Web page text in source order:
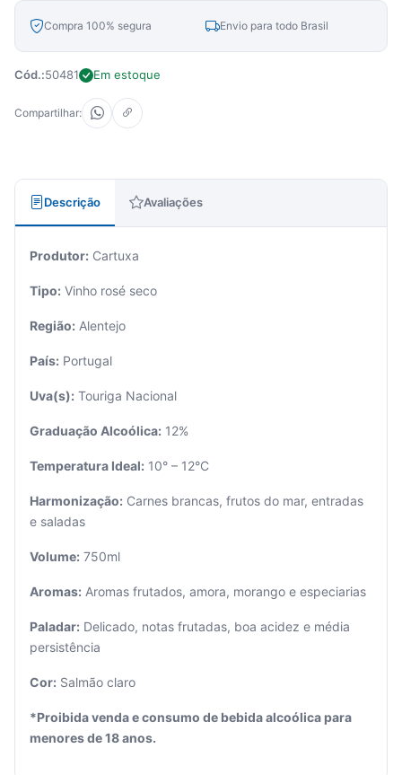
carrinho
está
produtos
começar.
Compra 100% segura Envio para todo Brasil
Cód.:50481 Em estoque
Compartilhar:
Descrição Avaliações
Produtor: Cartuxa
Tipo: Vinho rosé seco
Região: Alentejo
País: Portugal
Uva(s): Touriga Nacional
Graduação Alcoólica: 12%
Temperatura Ideal: 10° – 12°C
Harmonização: Carnes brancas, frutos do mar, entradas
e saladas
Volume: 750ml
Aromas: Aromas frutados, amora, morango e especiarias
Paladar: Delicado, notas frutadas, boa acidez e média
persistência
Cor: Salmão claro
*Proibida venda e consumo de bebida alcoólica para
menores de 18 anos.